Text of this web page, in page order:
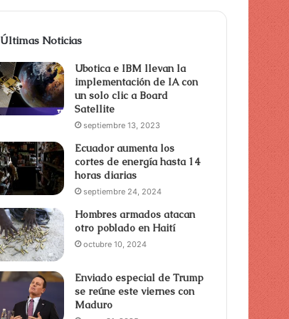
Últimas Noticias
Ubotica e IBM llevan la
implementación de IA con
un solo clic a Board
Satellite
septiembre 13, 2023
Ecuador aumenta los
cortes de energía hasta 14
horas diarias
septiembre 24, 2024
Hombres armados atacan
otro poblado en Haití
octubre 10, 2024
Enviado especial de Trump
se reúne este viernes con
Maduro